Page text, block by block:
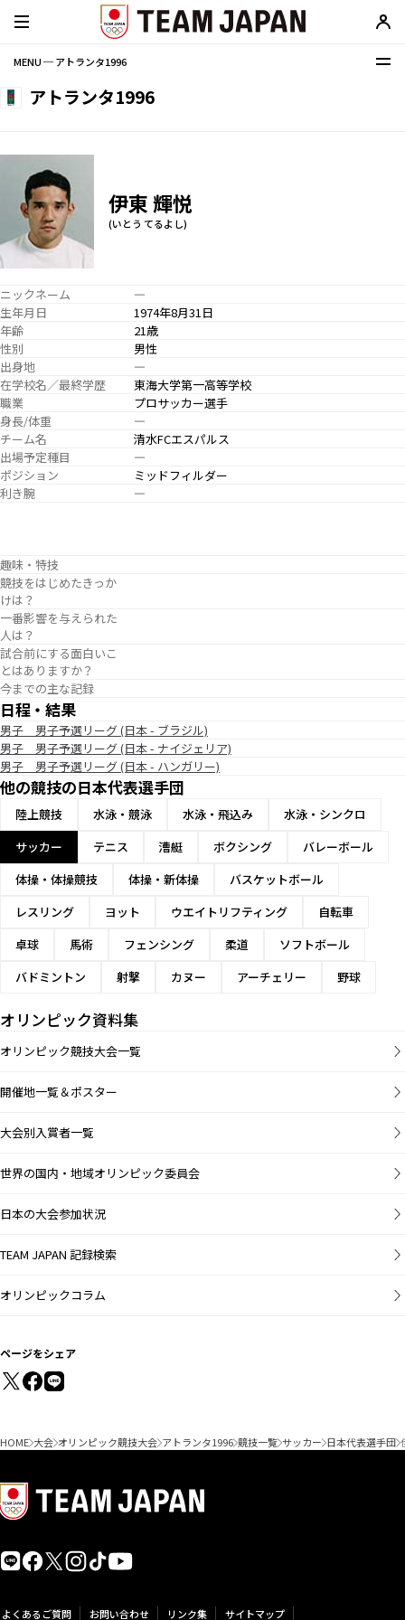
MENU ─ アトランタ1996
アトランタ1996
伊東 輝悦
(いとう てるよし)
ニックネーム
―
生年月日
1974年8月31日
年齢
21歳
性別
男性
出身地
―
在学校名／最終学歴
東海大学第一高等学校
職業
プロサッカー選手
身長/体重
―
チーム名
清水FCエスパルス
出場予定種目
―
ポジション
ミッドフィルダー
利き腕
―
趣味・特技
競技をはじめたきっか
けは？
一番影響を与えられた
人は？
試合前にする面白いこ
とはありますか？
今までの主な記録
日程・結果
男子 男子予選リーグ (日本 - ブラジル)
男子 男子予選リーグ (日本 - ナイジェリア)
男子 男子予選リーグ (日本 - ハンガリー)
他の競技の日本代表選手団
陸上競技 水泳・競泳 水泳・飛込み
水泳・シンクロ
サッカー
テニス 漕艇 ボクシング
バレーボール
体操・体操競技
体操・新体操
バスケットボール
レスリング
ヨット ウエイトリフティング
自転車
卓球
馬術 フェンシング 柔道
ソフトボール
バドミントン
射撃 カヌー アーチェリー 野球
オリンピック資料集
オリンピック競技大会一覧
開催地一覧＆ポスター
大会別入賞者一覧
世界の国内・地域オリンピック委員会
日本の大会参加状況
TEAM JAPAN 記録検索
オリンピックコラム
ページをシェア
HOME 大会 オリンピック競技大会 アトランタ1996 競技一覧 サッカー 日本代表選手団
よくあるご質問 お問い合わせ リンク集 サイトマップ